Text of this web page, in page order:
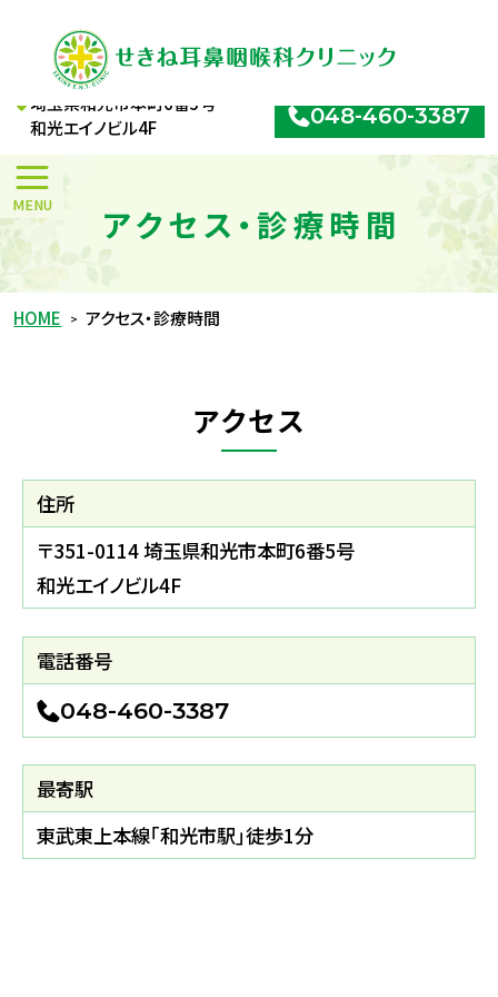
せきね耳鼻咽喉科クリニック
埼玉県和光市本町6番5号
和光エイノビル4F
048-460-3387
HOME アクセス・診療時間
アクセス・診療時間
アクセス
住所
〒351-0114 埼玉県和光市本町6番5号
和光エイノビル4F
電話番号
048-460-3387
最寄駅
東武東上本線｢和光市駅｣徒歩1分